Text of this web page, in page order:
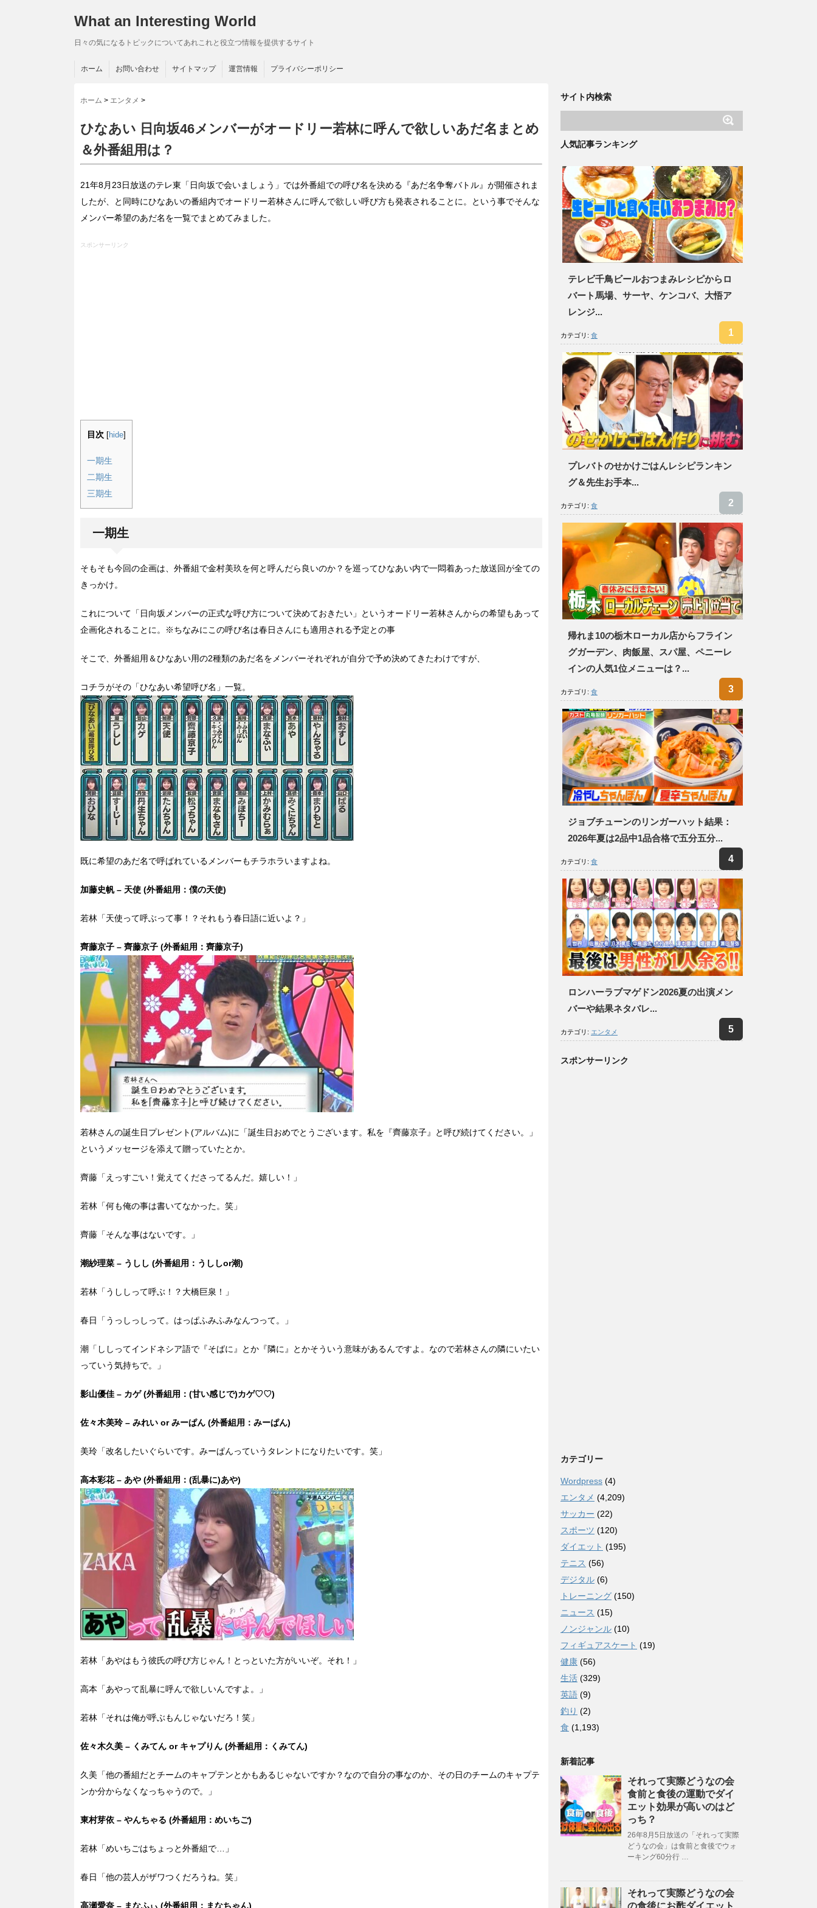
What an Interesting World
日々の気になるトピックについてあれこれと役立つ情報を提供するサイト
ホーム お問い合わせ サイトマップ 運営情報 プライバシーポリシー
ホーム > エンタメ >
ひなあい 日向坂46メンバーがオードリー若林に呼んで欲しいあだ名まとめ
＆外番組用は？
21年8月23日放送のテレ東「日向坂で会いましょう」では外番組での呼び名を決める『あだ名争奪バトル』が開催されま
したが、と同時にひなあいの番組内でオードリー若林さんに呼んで欲しい呼び方も発表されることに。という事でそんな
メンバー希望のあだ名を一覧でまとめてみました。
スポンサーリンク
目次 [hide]
一期生
二期生
三期生
一期生
そもそも今回の企画は、外番組で金村美玖を何と呼んだら良いのか？を巡ってひなあい内で一悶着あった放送回が全ての
きっかけ。
これについて「日向坂メンバーの正式な呼び方について決めておきたい」というオードリー若林さんからの希望もあって
企画化されることに。※ちなみにこの呼び名は春日さんにも適用される予定との事
そこで、外番組用＆ひなあい用の2種類のあだ名をメンバーそれぞれが自分で予め決めてきたわけですが、
コチラがその「ひなあい希望呼び名」一覧。
既に希望のあだ名で呼ばれているメンバーもチラホラいますよね。
加藤史帆 – 天使 (外番組用：僕の天使)
若林「天使って呼ぶって事！？それもう春日語に近いよ？」
齊藤京子 – 齊藤京子 (外番組用：齊藤京子)
若林さんの誕生日プレゼント(アルバム)に「誕生日おめでとうございます。私を『齊藤京子』と呼び続けてください。」
というメッセージを添えて贈っていたとか。
齊藤「えっすごい！覚えてくださってるんだ。嬉しい！」
若林「何も俺の事は書いてなかった。笑」
齊藤「そんな事はないです。」
潮紗理菜 – うしし (外番組用：うししor潮)
若林「うししって呼ぶ！？大橋巨泉！」
春日「うっしっしって。はっぱふみふみなんつって。」
潮「ししってインドネシア語で『そばに』とか『隣に』とかそういう意味があるんですよ。なので若林さんの隣にいたい
っていう気持ちで。」
影山優佳 – カゲ (外番組用：(甘い感じで)カゲ♡♡)
佐々木美玲 – みれい or みーぱん (外番組用：みーぱん)
美玲「改名したいぐらいです。みーぱんっていうタレントになりたいです。笑」
高本彩花 – あや (外番組用：(乱暴に)あや)
若林「あやはもう彼氏の呼び方じゃん！とっといた方がいいぞ。それ！」
高本「あやって乱暴に呼んで欲しいんですよ。」
若林「それは俺が呼ぶもんじゃないだろ！笑」
佐々木久美 – くみてん or キャプりん (外番組用：くみてん)
久美「他の番組だとチームのキャプテンとかもあるじゃないですか？なので自分の事なのか、その日のチームのキャプテ
ンか分からなくなっちゃうので。」
東村芽依 – やんちゃる (外番組用：めいちご)
若林「めいちごはちょっと外番組で…」
春日「他の芸人がザワつくだろうね。笑」
高瀬愛奈 – まなふぃ (外番組用：まなちゃん)
サイト内検索
人気記事ランキング
テレビ千鳥ビールおつまみレシピからロ
バート馬場、サーヤ、ケンコバ、大悟ア
レンジ...
カテゴリ: 食
プレバトのせかけごはんレシピランキン
グ＆先生お手本...
カテゴリ: 食
帰れま10の栃木ローカル店からフライン
グガーデン、肉飯屋、スパ屋、ペニーレ
インの人気1位メニューは？...
カテゴリ: 食
ジョブチューンのリンガーハット結果：
2026年夏は2品中1品合格で五分五分...
カテゴリ: 食
ロンハーラブマゲドン2026夏の出演メン
バーや結果ネタバレ...
カテゴリ: エンタメ
スポンサーリンク
カテゴリー
Wordpress (4)
エンタメ (4,209)
サッカー (22)
スポーツ (120)
ダイエット (195)
テニス (56)
デジタル (6)
トレーニング (150)
ニュース (15)
ノンジャンル (10)
フィギュアスケート (19)
健康 (56)
生活 (329)
英語 (9)
釣り (2)
食 (1,193)
新着記事
それって実際どうなの会
食前と食後の運動でダイ
エット効果が高いのはど
っち？
26年8月5日放送の「それって実際
どうなの会」は食前と食後でウォ
ーキング60分行 …
それって実際どうなの会
の食後にお酢ダイエット